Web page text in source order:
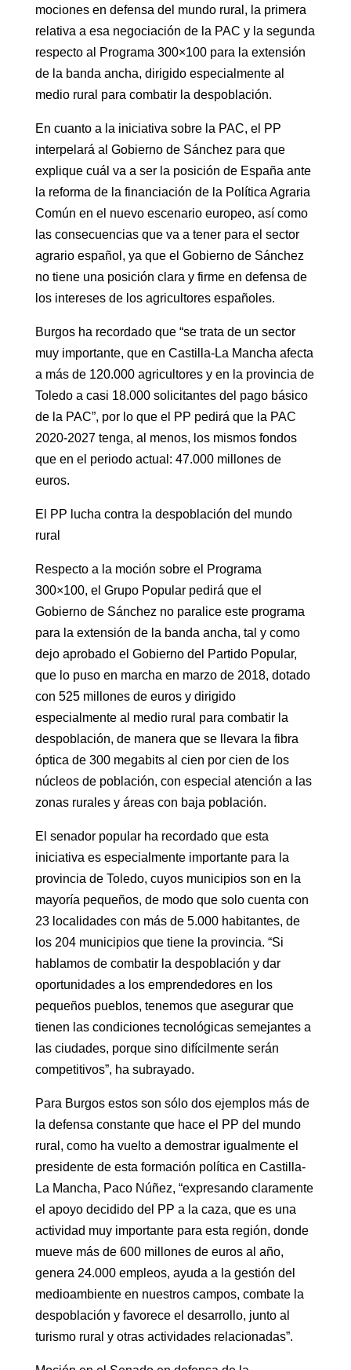
mociones en defensa del mundo rural, la primera
relativa a esa negociación de la PAC y la segunda
respecto al Programa 300×100 para la extensión
de la banda ancha, dirigido especialmente al
medio rural para combatir la despoblación.
En cuanto a la iniciativa sobre la PAC, el PP
interpelará al Gobierno de Sánchez para que
explique cuál va a ser la posición de España ante
la reforma de la financiación de la Política Agraria
Común en el nuevo escenario europeo, así como
las consecuencias que va a tener para el sector
agrario español, ya que el Gobierno de Sánchez
no tiene una posición clara y firme en defensa de
los intereses de los agricultores españoles.
Burgos ha recordado que “se trata de un sector
muy importante, que en Castilla-La Mancha afecta
a más de 120.000 agricultores y en la provincia de
Toledo a casi 18.000 solicitantes del pago básico
de la PAC”, por lo que el PP pedirá que la PAC
2020-2027 tenga, al menos, los mismos fondos
que en el periodo actual: 47.000 millones de
euros.
El PP lucha contra la despoblación del mundo
rural
Respecto a la moción sobre el Programa
300×100, el Grupo Popular pedirá que el
Gobierno de Sánchez no paralice este programa
para la extensión de la banda ancha, tal y como
dejo aprobado el Gobierno del Partido Popular,
que lo puso en marcha en marzo de 2018, dotado
con 525 millones de euros y dirigido
especialmente al medio rural para combatir la
despoblación, de manera que se llevara la fibra
óptica de 300 megabits al cien por cien de los
núcleos de población, con especial atención a las
zonas rurales y áreas con baja población.
El senador popular ha recordado que esta
iniciativa es especialmente importante para la
provincia de Toledo, cuyos municipios son en la
mayoría pequeños, de modo que solo cuenta con
23 localidades con más de 5.000 habitantes, de
los 204 municipios que tiene la provincia. “Si
hablamos de combatir la despoblación y dar
oportunidades a los emprendedores en los
pequeños pueblos, tenemos que asegurar que
tienen las condiciones tecnológicas semejantes a
las ciudades, porque sino difícilmente serán
competitivos”, ha subrayado.
Para Burgos estos son sólo dos ejemplos más de
la defensa constante que hace el PP del mundo
rural, como ha vuelto a demostrar igualmente el
presidente de esta formación política en Castilla-
La Mancha, Paco Núñez, “expresando claramente
el apoyo decidido del PP a la caza, que es una
actividad muy importante para esta región, donde
mueve más de 600 millones de euros al año,
genera 24.000 empleos, ayuda a la gestión del
medioambiente en nuestros campos, combate la
despoblación y favorece el desarrollo, junto al
turismo rural y otras actividades relacionadas”.